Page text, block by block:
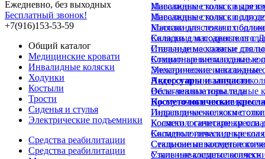
Ежедневно, без выходных
Бесплатный звонок!
+7(916)153-53-59
Общий каталог
Медицинские кровати
Инвалидные коляски
Ходунки
Костыли
Трости
Сиденья и стулья
Электрические подъемники
Средства реабилитации
Средства реабилитации
Инвалидные коляски для
Инвалидные коляски для
Коляски для лежачих
Коляски для подростков с
Инвалидные коляски для
Комнатные инвалидные
Механические инвалидные
Недорогие инвалидные
Облегченные инвалидные
Прогулочные инвалидные
Инвалидные коляски с
Коляски с санитарным
Складные инвалидные
Стальные инвалидные
Узкие инвалидные коляски
Массажные столы с
Массажные столы с
Массажные столы с
Складные массажные столы
Стальные массажные столы
Стационарные массажные
Электрические массажные
Аксессуары и запчасти
Весы-анализаторы тела
Косметологические кресла
Гидравлические
Косметологические кресла
Косметологические кресла
Секционные
Стальные